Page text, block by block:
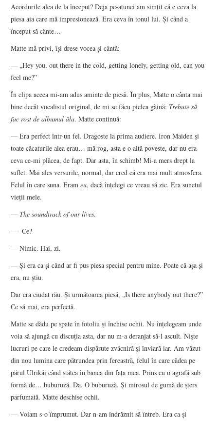
Acordurile alea de la început? Deja pe-atunci am simţit că e ceva la
piesa aia care mă impresionează. Era ceva în tonul lui. Şi când a
început să cânte…
Matte mă privi, îşi drese vocea şi cântă:
— „Hey you, out there in the cold, getting lonely, getting old, can you
feel me?”
În clipa aceea mi-am adus aminte de piesă. În plus, Matte o cânta mai
bine decât vocalistul original, de mi se făcu pielea găină: Trebuie să
fac rost de albumul ăla. Matte continuă:
— Era perfect într-un fel. Dragoste la prima audiere. Iron Maiden şi
toate căcaturile alea erau… mă rog, asta e o altă poveste, dar nu era
ceva ce-mi plăcea, de fapt. Dar asta, în schimb! Mi-a mers drept la
suflet. Mai ales versurile, normal, dar cred că era mai mult atmosfera.
Felul în care suna. Erameu, dacă înţelegi ce vreau să zic. Era sunetul
vieţii mele.
— The soundtrack of our lives.
— Ce?
— Nimic. Hai, zi.
— Şi era ca şi când ar fi pus piesa special pentru mine. Poate că aşa şi
era, nu ştiu.
Dar era ciudat rău. Şi următoarea piesă, „Is there anybody out there?”
Ce să mai, era perfectă.
Matte se dădu pe spate în fotoliu şi închise ochii. Nu înţelegeam unde
voia să ajungă cu discuţia asta, dar nu m-a deranjat să-l ascult. Nişte
lucruri pe care le credeam dispărute zvâcniră şi înviară iar. Am văzut
din nou lumina care pătrundea prin fereastră, felul în care cădea pe
părul Ulrikăi când stătea în banca din faţa mea. Prins cu o agrafă sub
formă de… buburuză. Da. O buburuză. Şi mirosul de gumă de şters
parfumată. Matte deschise ochii.
— Voiam s-o împrumut. Dar n-am îndrăznit să întreb. Era ca şi